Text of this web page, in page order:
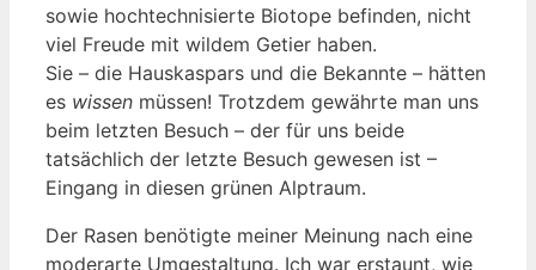
sowie hochtechnisierte Biotope befinden, nicht
viel Freude mit wildem Getier haben.
Sie – die Hauskaspars und die Bekannte – hätten
es wissen müssen! Trotzdem gewährte man uns
beim letzten Besuch – der für uns beide
tatsächlich der letzte Besuch gewesen ist –
Eingang in diesen grünen Alptraum.
Der Rasen benötigte meiner Meinung nach eine
moderarte Umgestaltung. Ich war erstaunt, wie